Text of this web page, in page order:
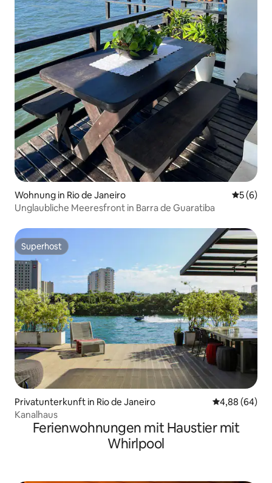
Wohnung in Rio de Janeiro
5 (6)
Unglaubliche Meeresfront in Barra de Guaratiba
Superhost
Superhost
Privatunterkunft in Rio de Janeiro
4,88 (64)
Kanalhaus
Ferienwohnungen mit Haustier mit
Whirlpool